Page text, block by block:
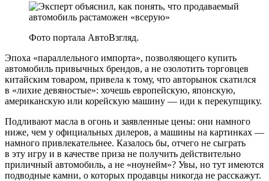
Фото портала АвтоВзгляд.
Эпоха «параллельного импорта», позволяющего купить
автомобиль привычных брендов, а не озолотить торговцев
китайским товаром, привела к тому, что авторынок скатился
в «лихие девяностые»: хочешь европейскую, японскую,
американскую или корейскую машину — иди к перекупщику.
Подливают масла в огонь и заявленные цены: они намного
ниже, чем у официальных дилеров, а машины на картинках —
намного привлекательнее. Казалось бы, отчего не сыграть
в эту игру и в качестве приза не получить действительно
приличный автомобиль, а не «ноунейм»? Увы, но тут имеются
подводные камни, о которых продавцы никогда не расскажут.